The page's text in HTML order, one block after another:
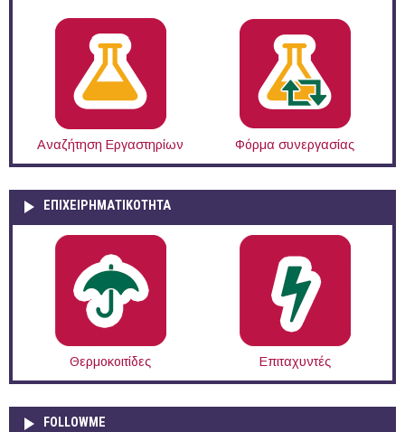
Αναζήτηση Εργαστηρίων Φόρμα συνεργασίας
ΕΠΙΧΕΙΡΗΜΑΤΙΚΟΤΗΤΑ
Θερμοκοιτίδες Επιταχυντές
FOLLOWME